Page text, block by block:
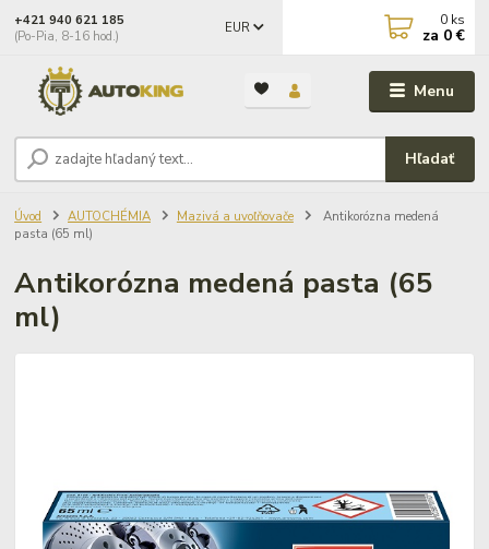
Menu
EUR
Hľadať
+421 940 621 185
(Po-Pia, 8-16 hod.)
0 ks
za 0 €
Úvod AUTOCHÉMIA Mazivá a uvoľňovače
Antikorózna medená
pasta (65 ml)
Antikorózna medená pasta (65
ml)